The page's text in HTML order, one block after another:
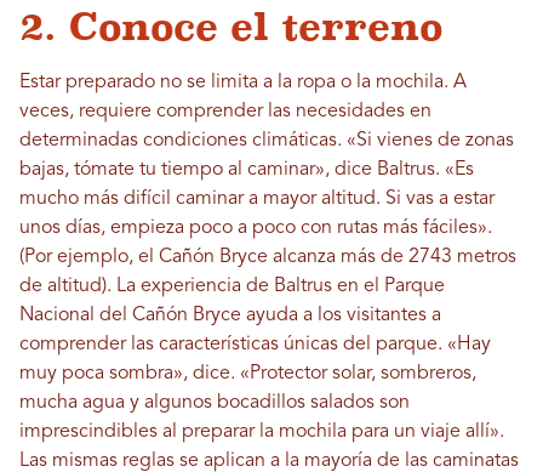
2. Conoce el terreno
Estar preparado no se limita a la ropa o la mochila. A
veces, requiere comprender las necesidades en
determinadas condiciones climáticas. «Si vienes de zonas
bajas, tómate tu tiempo al caminar», dice Baltrus. «Es
mucho más difícil caminar a mayor altitud. Si vas a estar
unos días, empieza poco a poco con rutas más fáciles».
(Por ejemplo, el Cañón Bryce alcanza más de 2743 metros
de altitud). La experiencia de Baltrus en el Parque
Nacional del Cañón Bryce ayuda a los visitantes a
comprender las características únicas del parque. «Hay
muy poca sombra», dice. «Protector solar, sombreros,
mucha agua y algunos bocadillos salados son
imprescindibles al preparar la mochila para un viaje allí».
Las mismas reglas se aplican a la mayoría de las caminatas